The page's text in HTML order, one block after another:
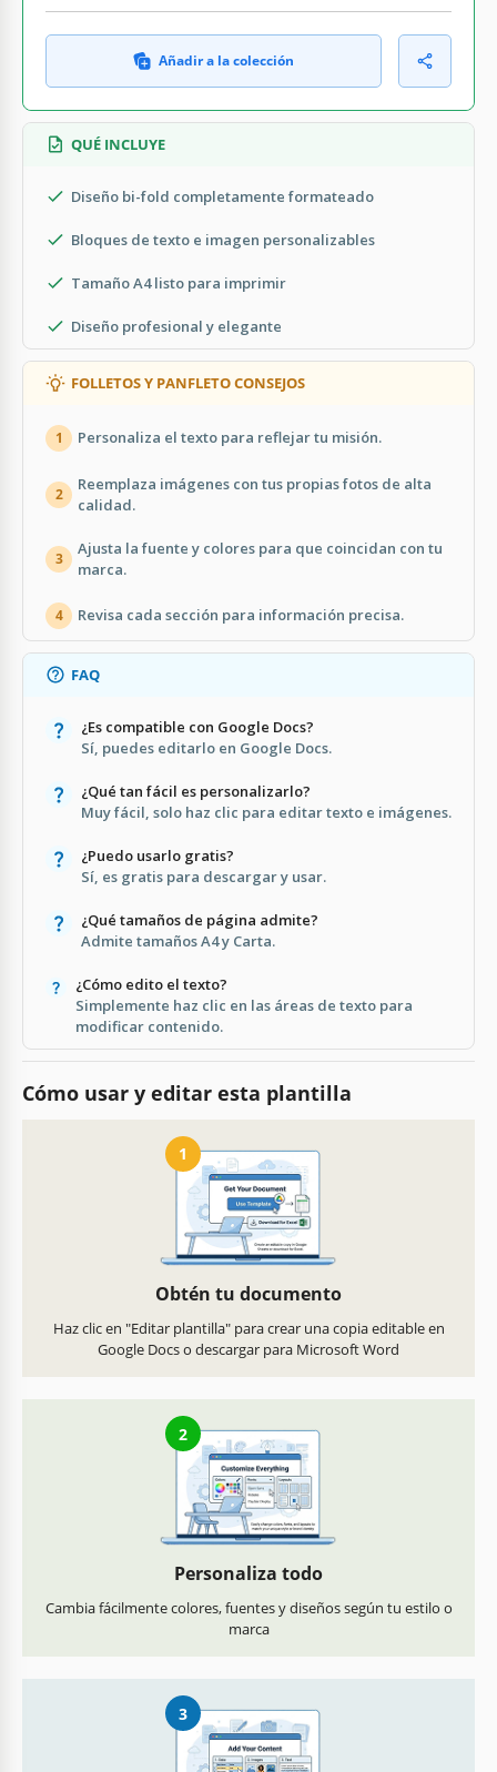
Añadir a la colección
QUÉ INCLUYE
Diseño bi-fold completamente formateado
Bloques de texto e imagen personalizables
Tamaño A4 listo para imprimir
Diseño profesional y elegante
FOLLETOS Y PANFLETO CONSEJOS
1 Personaliza el texto para reflejar tu misión.
2
Reemplaza imágenes con tus propias fotos de alta
calidad.
3
Ajusta la fuente y colores para que coincidan con tu
marca.
4 Revisa cada sección para información precisa.
FAQ
¿Es compatible con Google Docs?
Sí, puedes editarlo en Google Docs.
¿Qué tan fácil es personalizarlo?
Muy fácil, solo haz clic para editar texto e imágenes.
¿Puedo usarlo gratis?
Sí, es gratis para descargar y usar.
¿Qué tamaños de página admite?
Admite tamaños A4 y Carta.
¿Cómo edito el texto?
Simplemente haz clic en las áreas de texto para
modificar contenido.
Cómo usar y editar esta plantilla
1
Obtén tu documento
Haz clic en "Editar plantilla" para crear una copia editable en
Google Docs o descargar para Microsoft Word
2
Personaliza todo
Cambia fácilmente colores, fuentes y diseños según tu estilo o
marca
3